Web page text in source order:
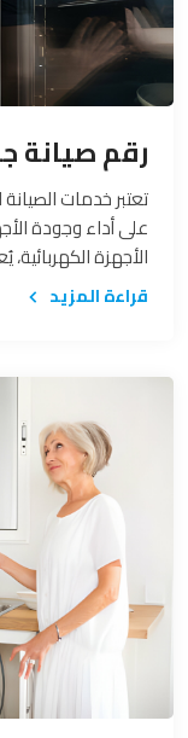
رقم صيانة
تعتبر خدمات
على أداء وجودة
الأجهزة
الطريق الأمثل
استمرار جودتها.
تجربة المستخدم.
قراءة المزيد